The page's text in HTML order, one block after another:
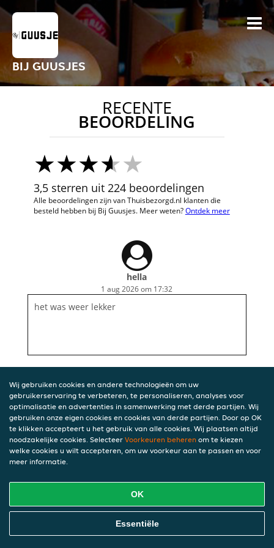
BIJ GUUSJES
RECENTE
BEOORDELING
3,5 sterren uit 224 beoordelingen
Alle beoordelingen zijn van Thuisbezorgd.nl klanten die
besteld hebben bij Bij Guusjes. Meer weten?Ontdek meer
hella
1 aug 2026 om 17:32
het was weer lekker
Wij gebruiken cookies en andere technologieën om uw
gebruikerservaring te verbeteren, te personaliseren, analyses voor
optimalisatie en advertenties in samenwerking met derde partijen. Wij
gebruiken onze eigen cookies en cookies van derde partijen. Door op OK
te klikken accepteert u het gebruik van alle cookies. Wij plaatsen altijd
noodzakelijke cookies. Selecteer Voorkeuren beheren om te kiezen
welke cookies u wilt accepteren, om uw voorkeur aan te passen en voor
meer informatie.
OK
Essentiële